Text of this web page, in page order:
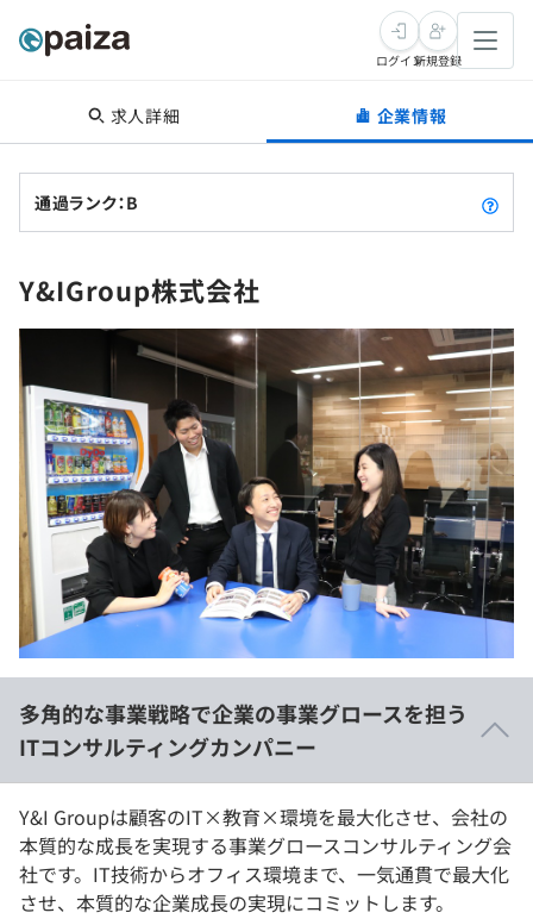
転職・キャリア
転職成功ガイド
転職エージェント
インタビュー
転職成功ガイド
新卒就活
求人検索
インターン
新卒エージェント
イベント・セミナー
インタビュー
学習
問題集
4択課題
ナレッジ
リファレンス
プラン
個人向けプラン
法人向けプラン
学校向けプラン
契約内容・クーポン
スキルチェック
プログラミング言語
SQL
評価結果一覧
再チャレンジ結果一覧
ゲーム・マンガ
メディア
Tech Team Journal
paiza times
note
paizaとは？
ログイン新規登録
求人詳細 企業情報
通過ランク：B
Y&IGroup株式会社
多角的な事業戦略で企業の事業グロースを担う
ITコンサルティングカンパニー
Y&I Groupは顧客のIT×教育×環境を最大化させ、会社の
本質的な成長を実現する事業グロースコンサルティング会
社です。IT技術からオフィス環境まで、一気通貫で最大化
させ、本質的な企業成長の実現にコミットします。